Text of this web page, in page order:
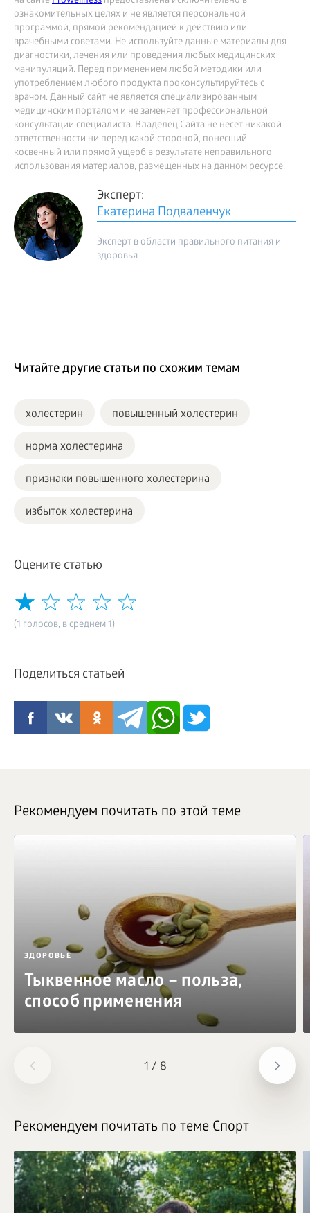
ознакомительных целях и не является персональной
программой, прямой рекомендацией к действию или
врачебными советами. Не используйте данные материалы для
диагностики, лечения или проведения любых медицинских
манипуляций. Перед применением любой методики или
употреблением любого продукта проконсультируйтесь с
врачом. Данный сайт не является специализированным
медицинским порталом и не заменяет профессиональной
консультации специалиста. Владелец Сайта не несет никакой
ответственности ни перед какой стороной, понесший
косвенный или прямой ущерб в результате неправильного
использования материалов, размещенных на данном ресурсе.
Эксперт:
Екатерина Подваленчук
Эксперт в области правильного питания и
здоровья
Читайте другие статьи по схожим темам
холестерин повышенный холестерин
норма холестерина
признаки повышенного холестерина
избыток холестерина
Оцените статью
(1 голосов, в среднем 1)
Поделиться статьей
1 / 8
Рекомендуем почитать по этой теме
ЗДОРОВЬЕ
Тыквенное масло – польза,
способ применения
Рекомендуем почитать по теме Спорт